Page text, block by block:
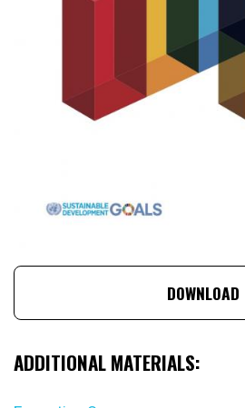
DOWNLOAD
ADDITIONAL MATERIALS: